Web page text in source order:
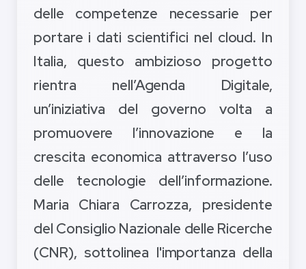
delle competenze necessarie per
portare i dati scientifici nel cloud. In
Italia, questo ambizioso progetto
rientra nell’Agenda Digitale,
un’iniziativa del governo volta a
promuovere l’innovazione e la
crescita economica attraverso l’uso
delle tecnologie dell’informazione.
Maria Chiara Carrozza, presidente
del Consiglio Nazionale delle Ricerche
(CNR), sottolinea l'importanza della